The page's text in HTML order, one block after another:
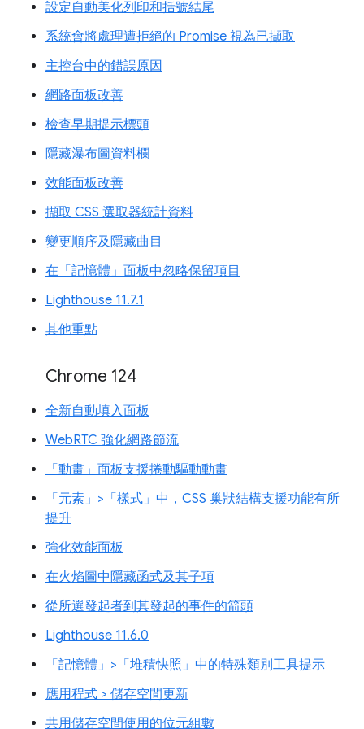
設定自動美化列印和括號結尾
系統會將處理遭拒絕的 Promise 視為已擷取
主控台中的錯誤原因
網路面板改善
檢查早期提示標頭
隱藏瀑布圖資料欄
效能面板改善
擷取 CSS 選取器統計資料
變更順序及隱藏曲目
在「記憶體」面板中忽略保留項目
Lighthouse 11.7.1
其他重點
Chrome 124
全新自動填入面板
WebRTC 強化網路節流
「動畫」面板支援捲動驅動動畫
「元素」>「樣式」中，CSS 巢狀結構支援功能有所
提升
強化效能面板
在火焰圖中隱藏函式及其子項
從所選發起者到其發起的事件的箭頭
Lighthouse 11.6.0
「記憶體」>「堆積快照」中的特殊類別工具提示
應用程式 > 儲存空間更新
共用儲存空間使用的位元組數